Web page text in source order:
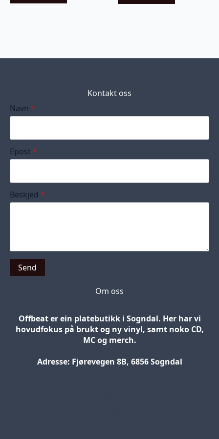
Kontakt oss
Navn *
Epost *
Beskjed *
Send
Om oss
Offbeat er ein platebutikk i Sogndal. Her har vi
hovudfokus på brukt og ny vinyl, samt noko CD,
MC og merch.
Adresse: Fjørevegen 8B, 6856 Sogndal